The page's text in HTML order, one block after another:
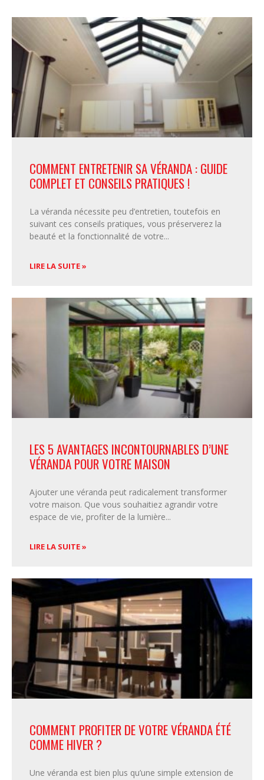
COMMENT ENTRETENIR SA VÉRANDA : GUIDE
COMPLET ET CONSEILS PRATIQUES !
La véranda nécessite peu d’entretien, toutefois en
suivant ces conseils pratiques, vous préserverez la
beauté et la fonctionnalité de votre
LIRE LA SUITE »
LES 5 AVANTAGES INCONTOURNABLES D’UNE
VÉRANDA POUR VOTRE MAISON
Ajouter une véranda peut radicalement transformer
votre maison. Que vous souhaitiez agrandir votre
espace de vie, profiter de la lumière
LIRE LA SUITE »
COMMENT PROFITER DE VOTRE VÉRANDA ÉTÉ
COMME HIVER ?
Une véranda est bien plus qu’une simple extension de